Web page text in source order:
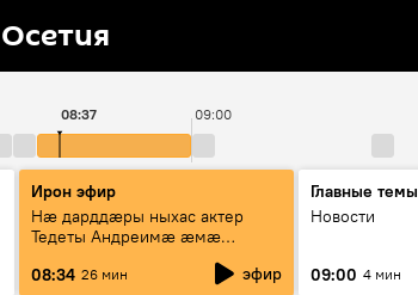
09:00
08:37
Ирон эфир
Нæ дарддæры ныхас актер
Тедеты Андреимæ æмæ
рубрикæ "Зæххыл рæстагон
хæст цыди"
08:34 26 мин эфир
Главные темы
Новости
09:00 4 мин